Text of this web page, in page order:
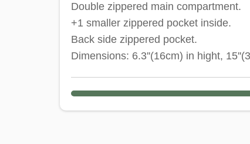
Double zippered main compartment.
+1 smaller zippered pocket inside.
Back side zippered pocket.
Dimensions: 6.3''(16cm) in hight,